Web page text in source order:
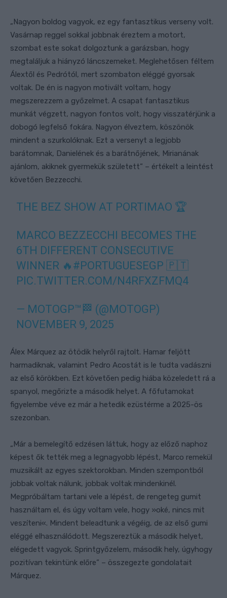
„Nagyon boldog vagyok, ez egy fantasztikus verseny volt.
Vasárnap reggel sokkal jobbnak éreztem a motort,
szombat este sokat dolgoztunk a garázsban, hogy
megtaláljuk a hiányzó láncszemeket. Meglehetősen féltem
Álextől és Pedrótól, mert szombaton eléggé gyorsak
voltak. De én is nagyon motivált voltam, hogy
megszerezzem a győzelmet. A csapat fantasztikus
munkát végzett, nagyon fontos volt, hogy visszatérjünk a
dobogó legfelső fokára. Nagyon élveztem, köszönök
mindent a szurkolóknak. Ezt a versenyt a legjobb
barátomnak, Danielének és a barátnőjének, Mirianának
ajánlom, akiknek gyermekük született” – értékelt a leintést
követően Bezzecchi.
THE BEZ SHOW AT PORTIMAO 🏆
MARCO BEZZECCHI BECOMES THE
6TH DIFFERENT CONSECUTIVE
WINNER 🔥 #PORTUGUESEGP 🇵🇹
PIC.TWITTER.COM/N4RFXZFMQ4
— MOTOGP™🏁 (@MOTOGP)
NOVEMBER 9, 2025
Álex Márquez az ötödik helyről rajtolt. Hamar feljött
harmadiknak, valamint Pedro Acostát is le tudta vadászni
az első körökben. Ezt követően pedig hiába közeledett rá a
spanyol, megőrizte a második helyet. A főfutamokat
figyelembe véve ez már a hetedik ezüstérme a 2025-ös
szezonban.
„Már a bemelegítő edzésen láttuk, hogy az előző naphoz
képest ők tették meg a legnagyobb lépést, Marco remekül
muzsikált az egyes szektorokban. Minden szempontból
jobbak voltak nálunk, jobbak voltak mindenkinél.
Megpróbáltam tartani vele a lépést, de rengeteg gumit
használtam el, és úgy voltam vele, hogy »oké, nincs mit
veszíteni«. Mindent beleadtunk a végéig, de az első gumi
eléggé elhasználódott. Megszereztük a második helyet,
elégedett vagyok. Sprintgyőzelem, második hely, úgyhogy
pozitívan tekintünk előre” – összegezte gondolatait
Márquez.